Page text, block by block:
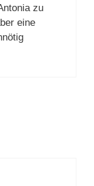
zu
eine